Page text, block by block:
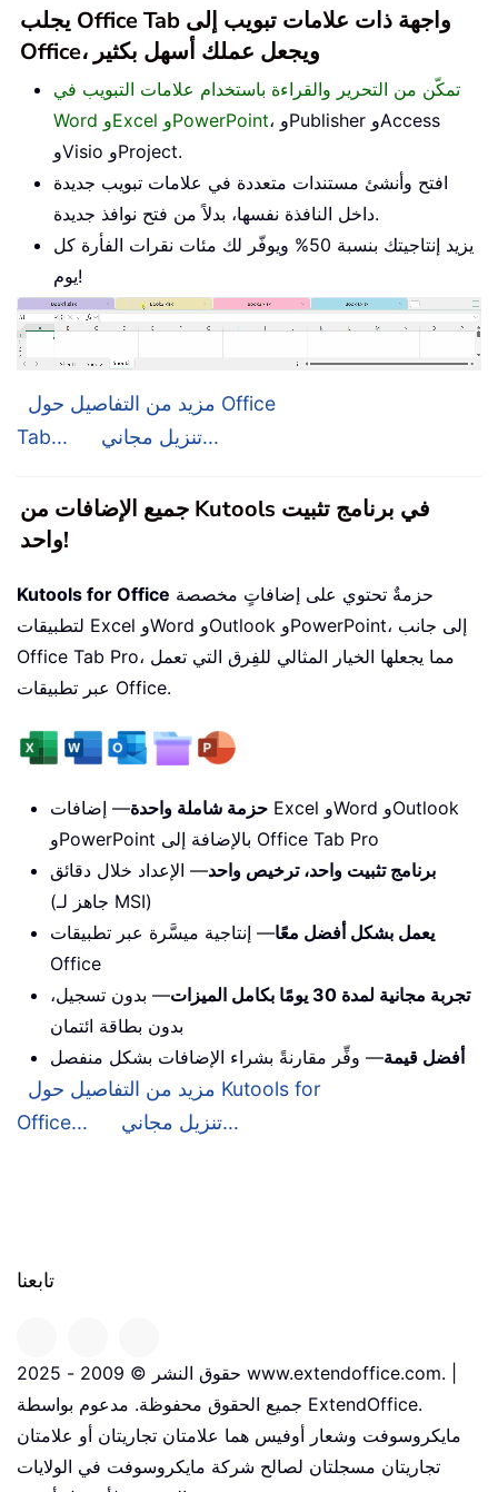
يجلب Office Tab واجهة ذات علامات تبويب إلى
Office، ويجعل عملك أسهل بكثير
تمكّن من التحرير والقراءة باستخدام علامات التبويب في
Word وExcel وPowerPoint، وPublisher وAccess
وVisio وProject.
افتح وأنشئ مستندات متعددة في علامات تبويب جديدة
داخل النافذة نفسها، بدلاً من فتح نوافذ جديدة.
يزيد إنتاجيتك بنسبة 50% ويوفّر لك مئات نقرات الفأرة كل
يوم!
مزيد من التفاصيل حول Office
Tab...
تنزيل مجاني...
جميع الإضافات من Kutools في برنامج تثبيت
واحد!
Kutools for Office
لتطبيقات Excel وWord وOutlook وPowerPoint، إلى جانب
Office Tab Pro، مما يجعلها الخيار المثالي للفِرق التي تعمل
عبر تطبيقات Office.
حزمة شاملة واحدة— إضافات Excel وWord وOutlook
وPowerPoint بالإضافة إلى Office Tab Pro
برنامج تثبيت واحد، ترخيص واحد— الإعداد خلال دقائق
(جاهز لـ MSI)
يعمل بشكل أفضل معًا— إنتاجية ميسَّرة عبر تطبيقات
Office
تجربة مجانية لمدة 30 يومًا بكامل الميزات
— بدون تسجيل،
بدون بطاقة ائتمان
أفضل قيمة— وفِّر مقارنةً بشراء الإضافات بشكل منفصل
مزيد من التفاصيل حول Kutools for
Office...
تنزيل مجاني...
تابعنا
حقوق النشر © 2009 - 2025 www.extendoffice.com. |
جميع الحقوق محفوظة. مدعوم بواسطة ExtendOffice.
مايكروسوفت وشعار أوفيس هما علامتان تجاريتان أو علامتان
تجاريتان مسجلتان لصالح شركة مايكروسوفت في الولايات